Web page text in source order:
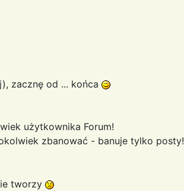
zacznę od ... końca
użytkownika Forum!
zbanować - banuje tylko posty!
tworzy